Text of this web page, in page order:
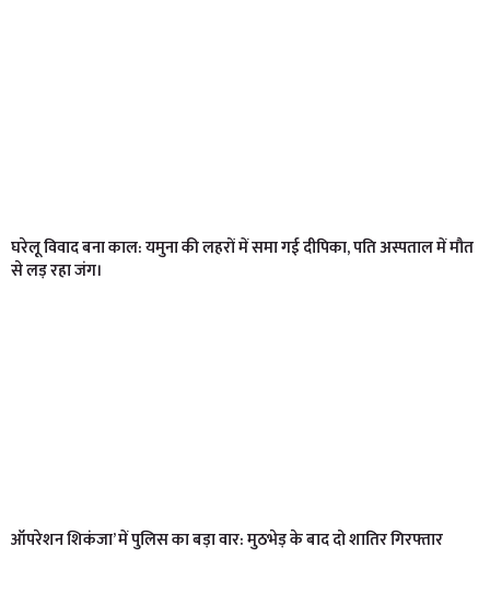
घरेलू विवाद बना काल: यमुना की लहरों में समा गई दीपिका, पति अस्पताल में मौत
से लड़ रहा जंग।
ऑपरेशन शिकंजा’ में पुलिस का बड़ा वार: मुठभेड़ के बाद दो शातिर गिरफ्तार